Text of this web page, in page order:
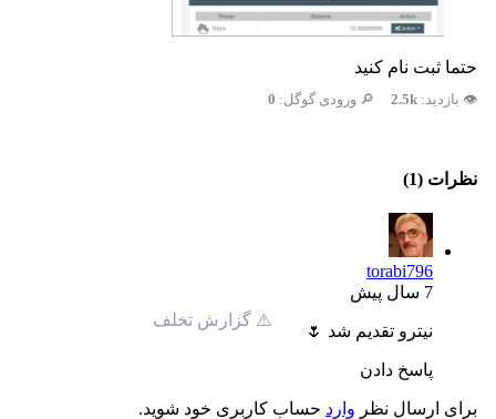
حتما ثبت نام کنید
👁️ بازدید: 2.5k 🔎 ورودی گوگل: 0
نظرات (1)
torabi796
7 سال پیش
⚠️ گزارش تخلف
نیترو تقدیم شد 🌷
پاسخ دادن
برای ارسال نظر وارد حساب کاربری خود شوید.